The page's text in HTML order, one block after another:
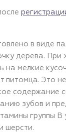
в виде
дерева. При
на мелкие
питомца. Это
содержание
зубов и
группы В
шерсти.